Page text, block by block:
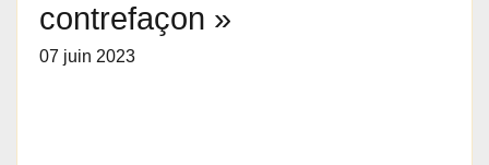
contrefaçon »
07 juin 2023